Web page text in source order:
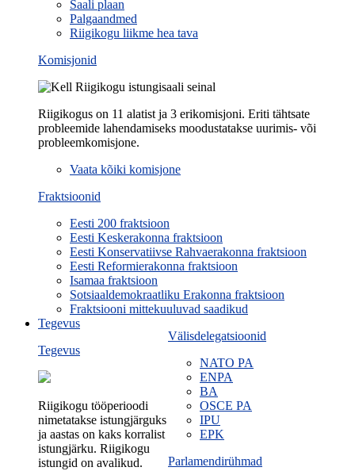
Saali plaan
Palgaandmed
Riigikogu liikme hea tava
Komisjonid
Riigikogus on 11 alatist ja 3 erikomisjoni. Eriti tähtsate
probleemide lahendamiseks moodustatakse uurimis- või
probleemkomisjone.
Vaata kõiki komisjone
Fraktsioonid
Eesti 200 fraktsioon
Eesti Keskerakonna fraktsioon
Eesti Konservatiivse Rahvaerakonna fraktsioon
Eesti Reformierakonna fraktsioon
Isamaa fraktsioon
Sotsiaaldemokraatliku Erakonna fraktsioon
Fraktsiooni mittekuuluvad saadikud
Välisdelegatsioonid
NATO PA
ENPA
BA
OSCE PA
IPU
EPK
Parlamendirühmad
Tegevus
Tegevus
Riigikogu tööperioodi
nimetatakse istungjärguks
ja aastas on kaks korralist
istungjärku. Riigikogu
istungid on avalikud.